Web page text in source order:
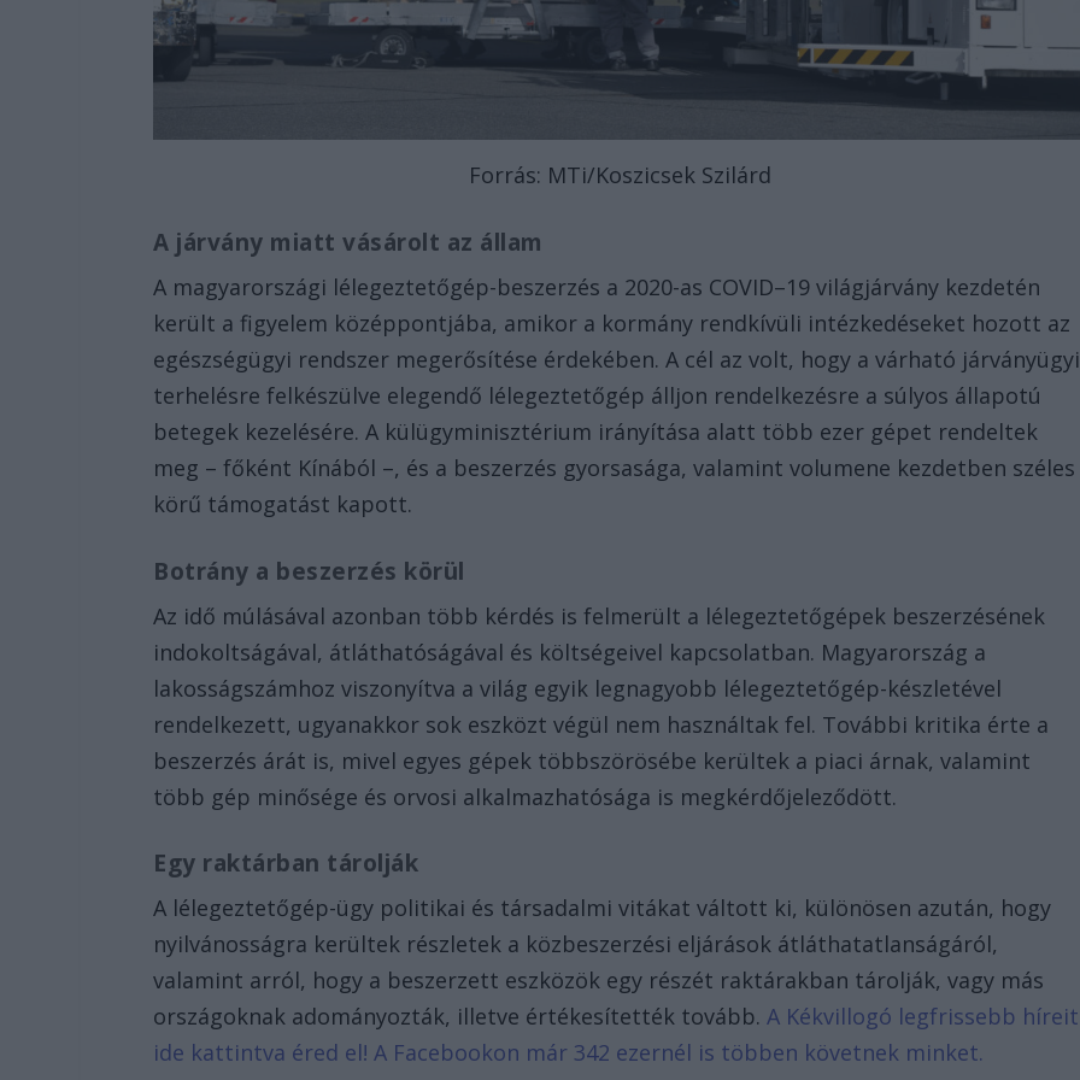
Forrás: MTi/Koszicsek Szilárd
A járvány miatt vásárolt az állam
A magyarországi lélegeztetőgép-beszerzés a 2020-as COVID–19 világjárvány kezdetén
került a figyelem középpontjába, amikor a kormány rendkívüli intézkedéseket hozott az
egészségügyi rendszer megerősítése érdekében. A cél az volt, hogy a várható járványügyi
terhelésre felkészülve elegendő lélegeztetőgép álljon rendelkezésre a súlyos állapotú
betegek kezelésére. A külügyminisztérium irányítása alatt több ezer gépet rendeltek
meg – főként Kínából –, és a beszerzés gyorsasága, valamint volumene kezdetben széles
körű támogatást kapott.
Botrány a beszerzés körül
Az idő múlásával azonban több kérdés is felmerült a lélegeztetőgépek beszerzésének
indokoltságával, átláthatóságával és költségeivel kapcsolatban. Magyarország a
lakosságszámhoz viszonyítva a világ egyik legnagyobb lélegeztetőgép-készletével
rendelkezett, ugyanakkor sok eszközt végül nem használtak fel. További kritika érte a
beszerzés árát is, mivel egyes gépek többszörösébe kerültek a piaci árnak, valamint
több gép minősége és orvosi alkalmazhatósága is megkérdőjeleződött.
Egy raktárban tárolják
A lélegeztetőgép-ügy politikai és társadalmi vitákat váltott ki, különösen azután, hogy
nyilvánosságra kerültek részletek a közbeszerzési eljárások átláthatatlanságáról,
valamint arról, hogy a beszerzett eszközök egy részét raktárakban tárolják, vagy más
országoknak adományozták, illetve értékesítették tovább.A Kékvillogó legfrissebb híreit
ide kattintva éred el! A Facebookon már 342 ezernél is többen követnek minket.